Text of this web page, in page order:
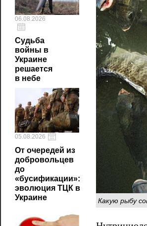
06.08.2026
Судьба
войны в
Украине
решается
в небе
05.08.2026
От очередей из
добровольцев
до
«бусификации»:
эволюция ТЦК в
Украине
Какую рыбу